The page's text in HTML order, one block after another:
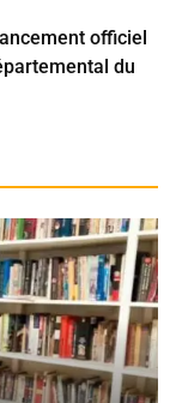
officiel
du